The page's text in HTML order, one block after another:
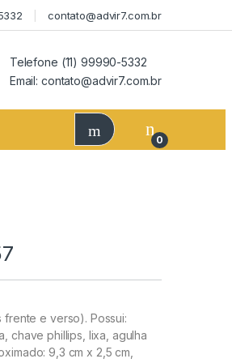
contato@advir7.com.br
Telefone (11) 99990-5332
Email: contato@advir7.com.br
0
e verso). Possui:
chave phillips, lixa, agulha
9,3 cm x 2,5 cm,